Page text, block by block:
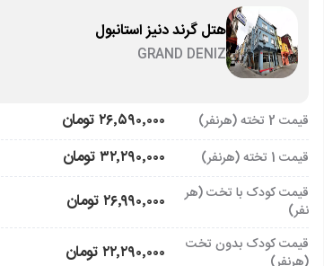
هتل گرند دنیز استانبول
GRAND DENIZ
قیمت 2 تخته (هرنفر) ۲۶٬۵۹۰٬۰۰۰ تومان
قیمت 1 تخته (هرنفر) ۳۲٬۲۹۰٬۰۰۰ تومان
قیمت کودک با تخت (هر
نفر)
۲۶٬۹۹۰٬۰۰۰ تومان
قیمت کودک بدون تخت
۲۲٬۲۹۰٬۰۰۰ تومان